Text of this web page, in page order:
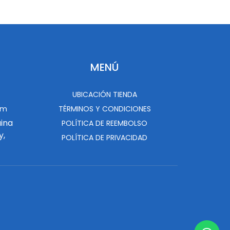
MENÚ
UBICACIÓN TIENDA
TÉRMINOS Y CONDICIONES
POLÍTICA DE REEMBOLSO
POLÍTICA DE PRIVACIDAD